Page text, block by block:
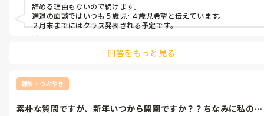
辞める理由もないので続けます。
進退の面談ではいつも５歳児·４歳児希望と伝えています。
２月末までにはクラス発表される予定です。
回答をもっと見る
雑談・つぶやき
素朴な質問ですが、新年いつから開園ですか？？ちなみに私のと